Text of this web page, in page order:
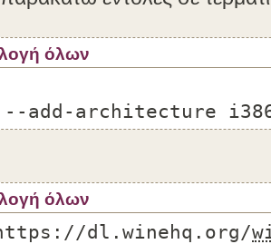
όλων
--add-architecture
όλων
dl.winehq.org/